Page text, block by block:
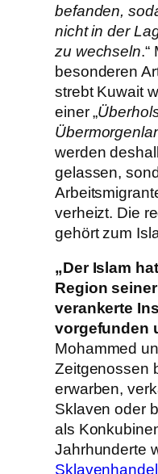
befanden,
nicht in der
zu wechseln.“
besonderen
strebt Kuwait
einer „
werden
gelassen,
verheizt. Die
gehört zum
„Der Islam
Region
verankerte
vorgefunden
Mohammed
Zeitgenossen
erwarben,
Sklaven oder
als
Jahrhunderte
Sklavenhandel